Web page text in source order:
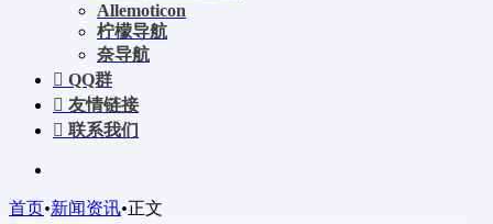
Allemoticon
柠檬导航
奈导航
QQ群
友情链接
联系我们
首页•新闻资讯•正文